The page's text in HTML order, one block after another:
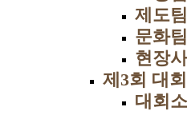
제도
문화
현장
제3회 대회
대회